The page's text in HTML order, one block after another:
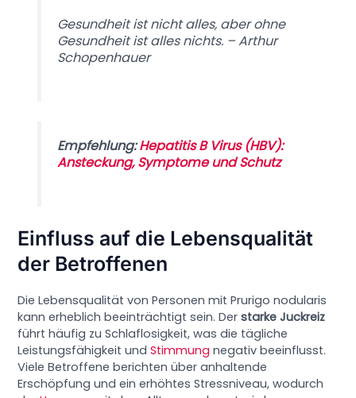
Gesundheit ist nicht alles, aber ohne
Gesundheit ist alles nichts. – Arthur
Schopenhauer
Empfehlung:Hepatitis B Virus (HBV):
Ansteckung, Symptome und Schutz
Einfluss auf die Lebensqualität
der Betroffenen
Die Lebensqualität von Personen mit Prurigo nodularis
kann erheblich beeinträchtigt sein. Derstarke Juckreiz
führt häufig zu Schlaflosigkeit, was die tägliche
Leistungsfähigkeit undStimmung negativ beeinflusst.
Viele Betroffene berichten über anhaltende
Erschöpfung und ein erhöhtes Stressniveau, wodurch